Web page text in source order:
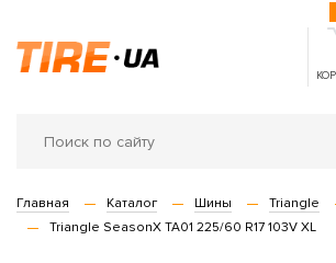
Главная Каталог Шины Triangle
Triangle SeasonX TA01 225/60 R17 103V XL